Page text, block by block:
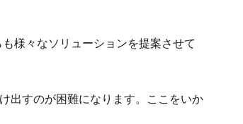
様々なソリューションを提案させて
出すのが困難になります。ここをいか